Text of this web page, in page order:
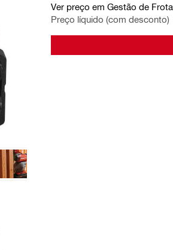
Ver preço em Gestão de Frota
Preço líquido (com desconto)